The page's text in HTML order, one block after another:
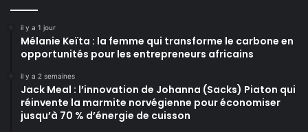
il y a 1 jour
Mélanie Keïta : la femme qui transforme le carbone en
opportunités pour les entrepreneurs africains
il y a 2 semaines
Jack Meal : l’innovation de Johanna (Sacks) Piaton qui
réinvente la marmite norvégienne pour économiser
jusqu’à 70 % d’énergie de cuisson